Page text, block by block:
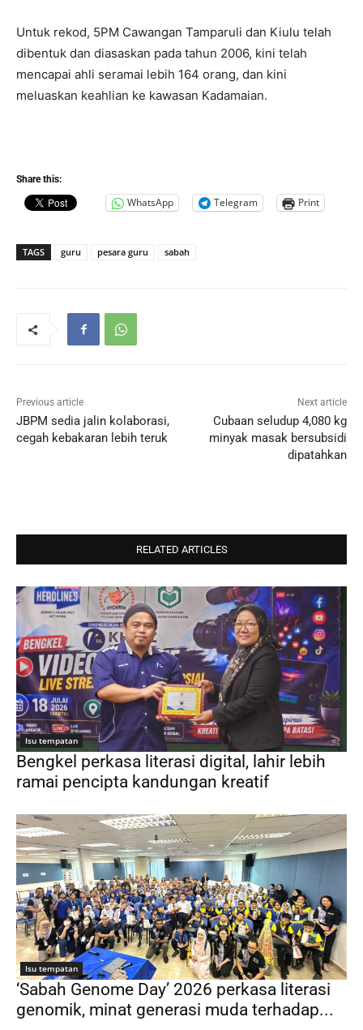
Untuk rekod, 5PM Cawangan Tamparuli dan Kiulu telah
dibentuk dan diasaskan pada tahun 2006, kini telah
mencapai ahli seramai lebih 164 orang, dan kini
meluaskan keahlian ke kawasan Kadamaian.
Share this:
WhatsApp Telegram Print
TAGS guru pesara guru sabah
Previous article
JBPM sedia jalin kolaborasi,
cegah kebakaran lebih teruk
Next article
Cubaan seludup 4,080 kg
minyak masak bersubsidi
dipatahkan
RELATED ARTICLES
Isu tempatan
Bengkel perkasa literasi digital, lahir lebih
ramai pencipta kandungan kreatif
Isu tempatan
‘Sabah Genome Day’ 2026 perkasa literasi
genomik, minat generasi muda terhadap...